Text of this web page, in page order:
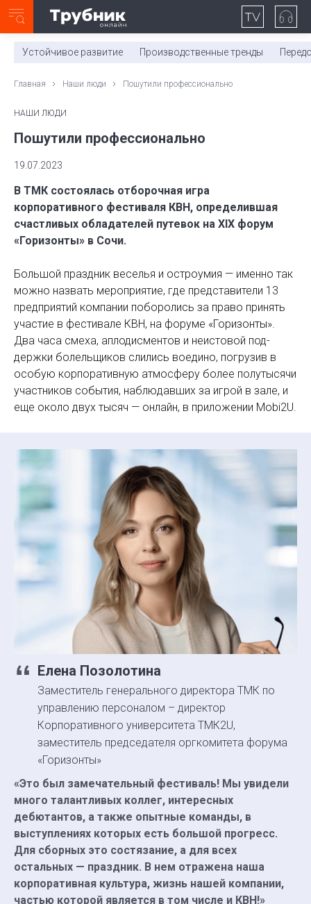
0:00/ 11:03
Устойчивое развитие Производственные тренды
Главная Наши люди Пошутили профессионально
НАШИ ЛЮДИ
Пошутили профессионально
19.07.2023
В ТМК состоялась отборочная игра
корпоративного фестиваля КВН, определившая
счастливых обладателей путевок на XIX форум
«Горизонты» в Сочи.
Большой праздник веселья и остроумия — именно так
можно назвать мероприятие, где представители 13
предприятий компании поборолись за право принять
участие в фестивале КВН, на форуме «Горизонты».
Два часа смеха, аплодисментов и неистовой под­
держки болельщиков слились воедино, погрузив в
особую корпоративную атмосферу более полутысячи
участников события, наблюдавших за игрой в зале, и
еще около двух тысяч — онлайн, в приложении Mobi2U.
Елена Позолотина
Заместитель генерального директора ТМК по
управлению персоналом – директор
Корпоративного университета ТМК2U,
заместитель председателя оргкомитета форума
«Горизонты»
«Это был замечательный фестиваль! Мы увидели
много талант­ливых коллег, интересных
дебютантов, а также опытные команды, в
выступлениях которых есть большой прогресс.
Для сборных это состязание, а для всех
остальных — праздник. В нем отражена наша
корпоративная культура, жизнь нашей компании,
частью которой является в том числе и КВН!»